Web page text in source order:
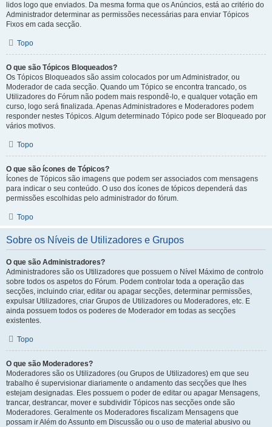
lidos logo que enviados. Da mesma forma que os Anúncios, está ao critério do
Administrador determinar as permissões necessárias para enviar Tópicos
Fixos em cada secção.
Topo
O que são Tópicos Bloqueados?
Os Tópicos Bloqueados são assim colocados por um Administrador, ou
Moderador de cada secção. Quando um Tópico se encontra trancado, os
Utilizadores do Fórum não podem mais respondê-lo, e qualquer votação em
curso, logo será finalizada. Apenas Administradores e Moderadores podem
responder nestes Tópicos. Algum determinado Tópico pode ser Bloqueado por
vários motivos.
Topo
O que são ícones de Tópicos?
Ícones de Tópicos são imagens que podem ser associados com mensagens
para indicar o seu conteúdo. O uso dos ícones de tópicos dependerá das
permissões escolhidas pelo administrador do fórum.
Topo
Sobre os Níveis de Utilizadores e Grupos
O que são Administradores?
Administradores são os Utilizadores que possuem o Nível Máximo de controlo
sobre todos os aspetos do Fórum. Podem controlar toda a operação das
secções, incluindo criar, editar ou apagar secções, determinar permissões,
expulsar Utilizadores, criar Grupos de Utilizadores ou Moderadores, etc. E
ainda possuem todos os poderes de Moderador em todas as secções
existentes.
Topo
O que são Moderadores?
Moderadores são os Utilizadores (ou Grupos de Utilizadores) em que seu
trabalho é supervisionar diariamente o andamento das secções que lhes
estejam designadas. Eles possuem o poder de editar ou apagar Mensagens,
trancar, destrancar, mover e subdividir Tópicos nas secções onde são
Moderadores. Geralmente os Moderadores fiscalizam Mensagens que
possam ir Além do Assunto em Discussão ou o uso de material abusivo ou